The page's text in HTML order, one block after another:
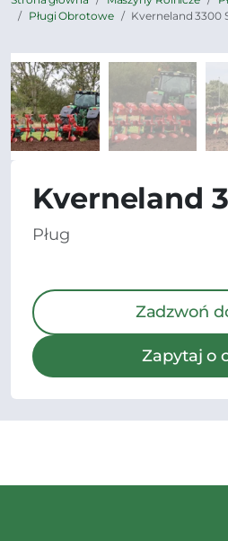
Pługi Obrotowe
Kverneland 3300
Kverneland
Pług
Zadzwoń
Zapytaj o